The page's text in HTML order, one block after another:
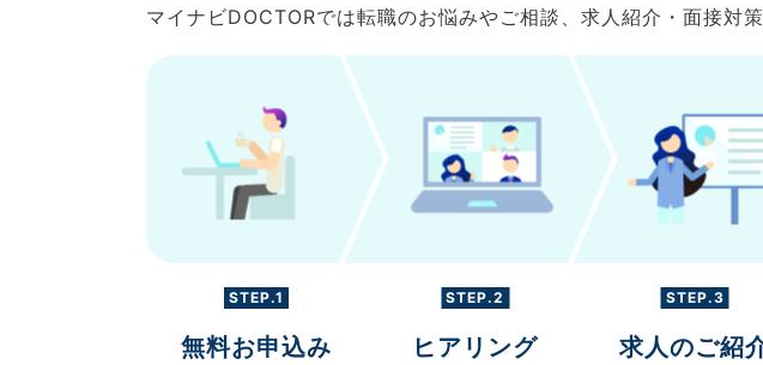
マイナビDOCTORでは転職のお悩みやご相談、求人紹介・面接対
STEP.1
無料お申込み
STEP.2
ヒアリング
STEP.3
求人のご紹